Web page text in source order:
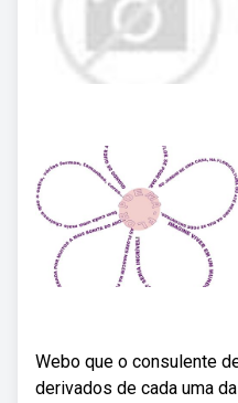
Webo que o consulente
derivados de cada uma